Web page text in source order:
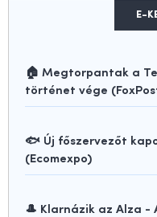
E-
🏠 Megtorpantak a
történet vége
🐟 Új főszervezőt
(Ecomexpo)
🎩 Klarnázik az Alza